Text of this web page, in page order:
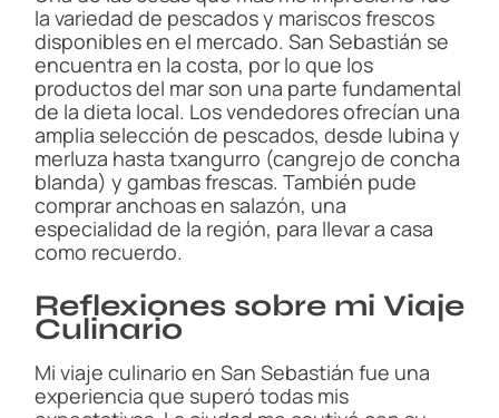
la variedad de pescados y mariscos frescos
disponibles en el mercado. San Sebastián se
encuentra en la costa, por lo que los
productos del mar son una parte fundamental
de la dieta local. Los vendedores ofrecían una
amplia selección de pescados, desde lubina y
merluza hasta txangurro (cangrejo de concha
blanda) y gambas frescas. También pude
comprar anchoas en salazón, una
especialidad de la región, para llevar a casa
como recuerdo.
Reflexiones sobre mi Viaje
Culinario
Mi viaje culinario en San Sebastián fue una
experiencia que superó todas mis